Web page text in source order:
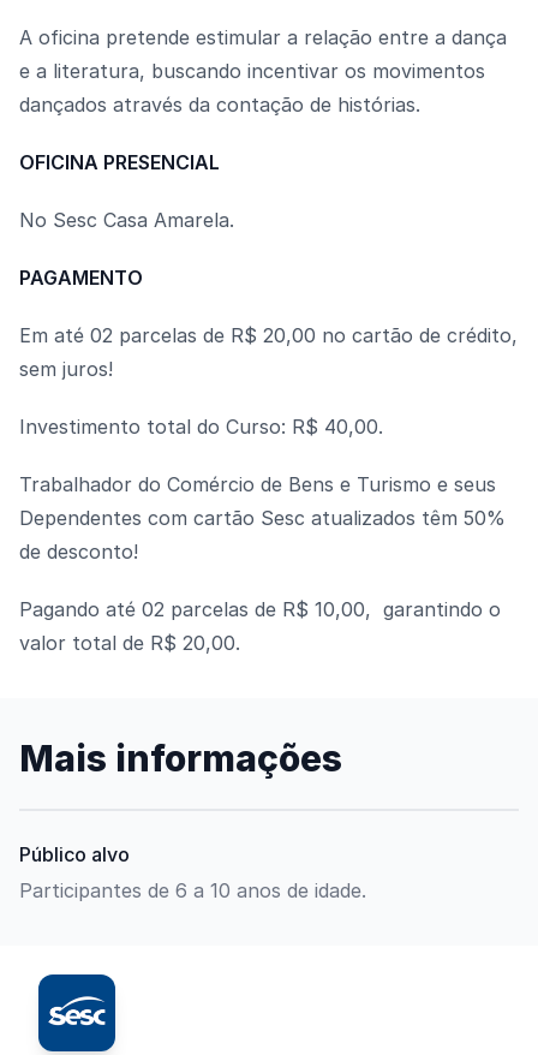
A oficina pretende estimular a relação entre a dança
e a literatura, buscando incentivar os movimentos
dançados através da contação de histórias.
OFICINA PRESENCIAL
No Sesc Casa Amarela.
PAGAMENTO
Em até 02 parcelas de R$ 20,00 no cartão de crédito,
sem juros!
Investimento total do Curso: R$ 40,00.
Trabalhador do Comércio de Bens e Turismo e seus
Dependentes com cartão Sesc atualizados têm 50%
de desconto!
Pagando até 02 parcelas de R$ 10,00, garantindo o
valor total de R$ 20,00.
Mais informações
Público alvo
Participantes de 6 a 10 anos de idade.